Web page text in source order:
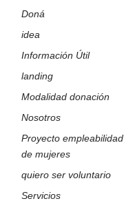
Doná
idea
Información Útil
landing
Modalidad donación
Nosotros
Proyecto empleabilidad
de mujeres
quiero ser voluntario
Servicios